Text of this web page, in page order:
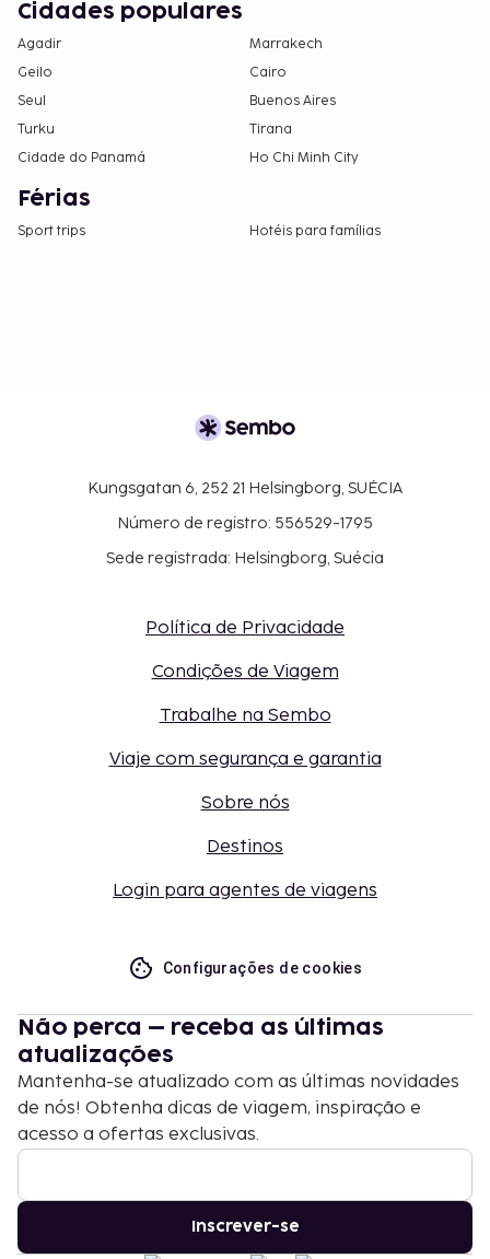
Cidades populares
Agadir
Marrakech
Geilo
Cairo
Seul
Buenos Aires
Turku
Tirana
Cidade do Panamá
Ho Chi Minh City
Férias
Sport trips Hotéis para famílias
Kungsgatan 6, 252 21 Helsingborg, SUÉCIA
Número de registro: 556529-1795
Sede registrada: Helsingborg, Suécia
Política de Privacidade
Condições de Viagem
Trabalhe na Sembo
Viaje com segurança e garantia
Sobre nós
Destinos
Login para agentes de viagens
Configurações de cookies
Não perca – receba as últimas
atualizações
Mantenha-se atualizado com as últimas novidades
de nós! Obtenha dicas de viagem, inspiração e
acesso a ofertas exclusivas.
Inscrever-se